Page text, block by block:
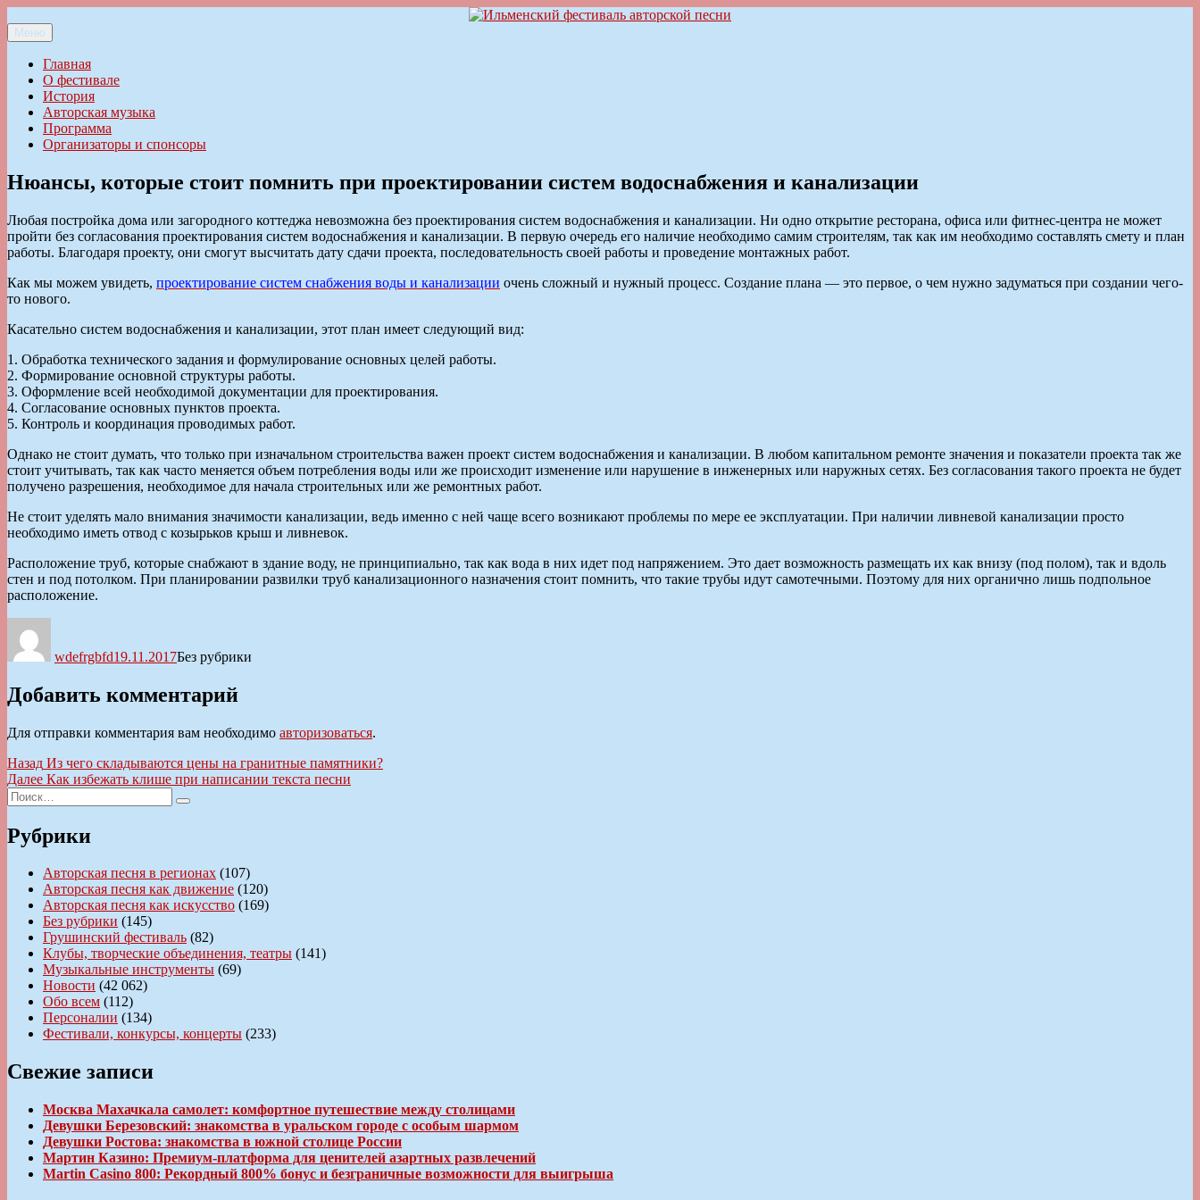
к
содержимому
Ильменский фестиваль авторской песни
Меню
Главная
О фестивале
История
Авторская музыка
Программа
Организаторы и спонсоры
Нюансы, которые стоит помнить при проектировании систем водоснабжения и канализации
Любая постройка дома или загородного коттеджа невозможна без проектирования систем водоснабжения и канализации. Ни одно открытие ресторана, офиса или фитнес-центра не может
пройти без согласования проектирования систем водоснабжения и канализации. В первую очередь его наличие необходимо самим строителям, так как им необходимо составлять смету и план
работы. Благодаря проекту, они смогут высчитать дату сдачи проекта, последовательность своей работы и проведение монтажных работ.
Как мы можем увидеть, проектирование систем снабжения воды и канализации очень сложный и нужный процесс. Создание плана — это первое, о чем нужно задуматься при создании чего-
то нового.
Касательно систем водоснабжения и канализации, этот план имеет следующий вид:
1. Обработка технического задания и формулирование основных целей работы.
2. Формирование основной структуры работы.
3. Оформление всей необходимой документации для проектирования.
4. Согласование основных пунктов проекта.
5. Контроль и координация проводимых работ.
Однако не стоит думать, что только при изначальном строительства важен проект систем водоснабжения и канализации. В любом капитальном ремонте значения и показатели проекта так же
стоит учитывать, так как часто меняется объем потребления воды или же происходит изменение или нарушение в инженерных или наружных сетях. Без согласования такого проекта не будет
получено разрешения, необходимое для начала строительных или же ремонтных работ.
Не стоит уделять мало внимания значимости канализации, ведь именно с ней чаще всего возникают проблемы по мере ее эксплуатации. При наличии ливневой канализации просто
необходимо иметь отвод с козырьков крыш и ливневок.
Расположение труб, которые снабжают в здание воду, не принципиально, так как вода в них идет под напряжением. Это дает возможность размещать их как внизу (под полом), так и вдоль
стен и под потолком. При планировании развилки труб канализационного назначения стоит помнить, что такие трубы идут самотечными. Поэтому для них органично лишь подпольное
расположение.
wdefrgbfd19.11.2017Без рубрики
Добавить комментарий
Для отправки комментария вам необходимо авторизоваться.
Навигация
по
записям
Назад Предыдущая
запись:
Из чего складываются цены на гранитные памятники?
Далее Следующая
Как избежать клише при написании текста песни
Искать:
Поиск
Рубрики
Авторская песня в регионах (107)
Авторская песня как движение (120)
Авторская песня как искусство (169)
Без рубрики (145)
Грушинский фестиваль (82)
Клубы, творческие объединения, театры (141)
Музыкальные инструменты (69)
Новости (42 062)
Обо всем (112)
Персоналии (134)
Фестивали, конкурсы, концерты (233)
Свежие записи
Москва Махачкала самолет: комфортное путешествие между столицами
Девушки Березовский: знакомства в уральском городе с особым шармом
Девушки Ростова: знакомства в южной столице России
Мартин Казино: Премиум-платформа для ценителей азартных развлечений
Martin Casino 800: Рекордный 800% бонус и безграничные возможности для выигрыша